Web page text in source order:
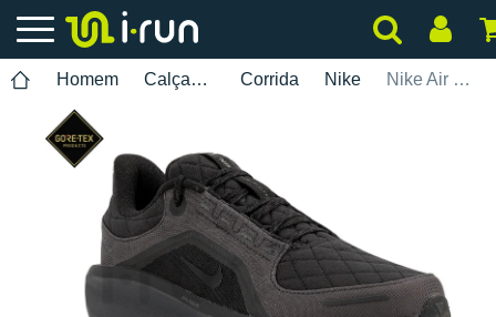
Homem Calçados Corrida Nike Nike Air Winflo 11 Gore-Tex